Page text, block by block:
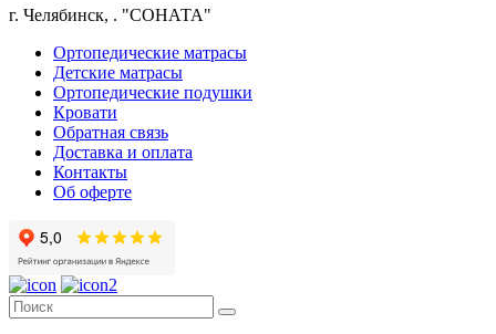
г. Челябинск, . "СОНАТА"
Ортопедические матрасы
Детские матрасы
Ортопедические подушки
Кровати
Обратная связь
Доставка и оплата
Контакты
Об оферте